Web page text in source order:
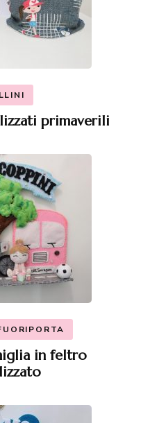
primaverili
in feltro